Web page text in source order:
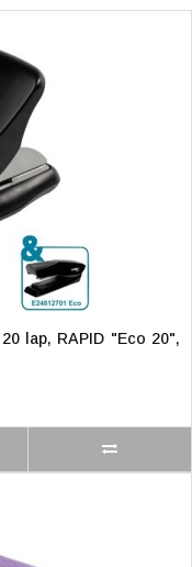
lap, RAPID "Eco 20",